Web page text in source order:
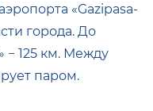
«Gazipasa-
города. До
− 125 км. Между
паром.